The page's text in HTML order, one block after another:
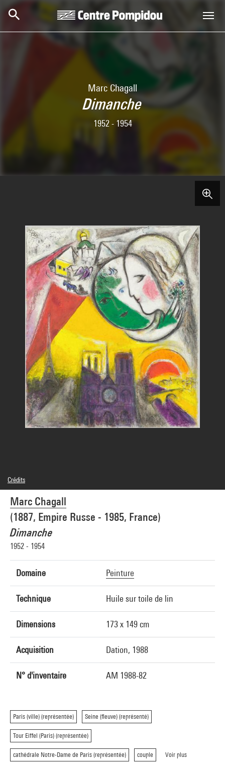
Aller au contenu principal
Centre Pompidou
Marc Chagall
Dimanche
1952 - 1954
Marc Chagall
(1887, Empire Russe - 1985, France)
Dimanche
1952 - 1954
Domaine Peinture
Technique Huile sur toile de lin
Dimensions 173 x 149 cm
Acquisition Dation, 1988
N° d'inventaire AM 1988-82
Paris (ville) (représentée) Seine (fleuve) (représenté)
Tour Eiffel (Paris) (représentée)
cathédrale Notre-Dame de Paris (représentée) couple Voir plus
Crédits
© Adagp, Paris
Crédit photographique : Centre Pompidou, MNAM-CCI/Bertrand Prévost/Dist.
GrandPalaisRmn
Réf. image : 4N94354
Diffusion image :